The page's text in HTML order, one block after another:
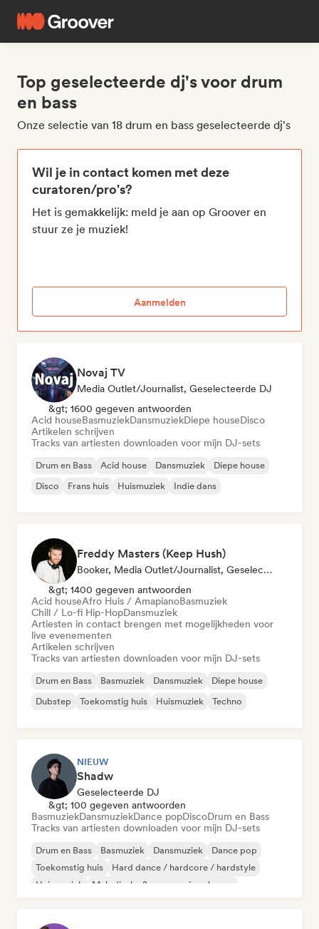
Top geselecteerde dj's voor drum
en bass
Onze selectie van 18 drum en bass geselecteerde dj's
Wil je in contact komen met deze
curatoren/pro's?
Het is gemakkelijk: meld je aan op Groover en
stuur ze je muziek!
Aanmelden
Novaj TV
Media Outlet/Journalist, Geselecteerde DJ
&gt; 1600 gegeven antwoorden
Acid houseBasmuziekDansmuziekDiepe houseDisco
Artikelen schrijven
Tracks van artiesten downloaden voor mijn DJ-sets
Drum en Bass Acid house Dansmuziek
Diepe house
Disco
Frans huis Huismuziek Indie dans
Freddy Masters (Keep Hush)
Booker, Media Outlet/Journalist, Geselecteerde DJ
&gt; 1400 gegeven antwoorden
Acid houseAfro Huis / AmapianoBasmuziek
Chill / Lo-fi Hip-HopDansmuziek
Artiesten in contact brengen met mogelijkheden voor
live evenementen
Artikelen schrijven
Tracks van artiesten downloaden voor mijn DJ-sets
Drum en Bass Basmuziek Dansmuziek
Diepe house
Dubstep
Toekomstig huis Huismuziek Techno
NIEUW
Shadw
Geselecteerde DJ
&gt; 100 gegeven antwoorden
BasmuziekDansmuziekDance popDiscoDrum en Bass
Tracks van artiesten downloaden voor mijn DJ-sets
Drum en Bass Basmuziek Dansmuziek
Dance pop
Toekomstig huis
Hard dance / hardcore / hardstyle
Huismuziek
Melodische & progressieve house